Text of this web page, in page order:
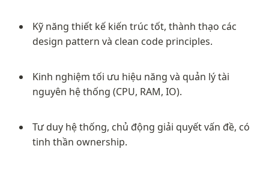
Kỹ năng thiết kế kiến trúc tốt, thành thạo các
design pattern và clean code principles.
Kinh nghiệm tối ưu hiệu năng và quản lý tài
nguyên hệ thống (CPU, RAM, IO).
Tư duy hệ thống, chủ động giải quyết vấn đề, có
tinh thần ownership.